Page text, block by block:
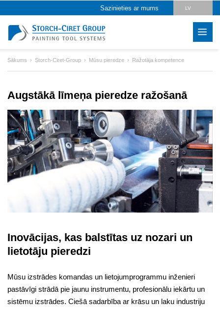
Sazinieties ar mums LV
SK
RO
FR
ES
Sākums Storch-Ciret-Group Mūsu pieredze Ražotāja kompetence
Augstākā līmeņa pieredze ražošanā
Inovācijas, kas balstītas uz nozari un
lietotāju pieredzi
Mūsu izstrādes komandas un lietojumprogrammu inženieri
pastāvīgi strādā pie jaunu instrumentu, profesionālu iekārtu un
sistēmu izstrādes. Ciešā sadarbība ar krāsu un laku industriju